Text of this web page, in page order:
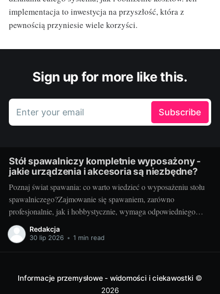
implementacja to inwestycja na przyszłość, która z
pewnością przyniesie wiele korzyści.
Sign up for more like this.
Enter your email Subscribe
Stół spawalniczy kompletnie wyposażony -
jakie urządzenia i akcesoria są niezbędne?
Poznaj świat spawania: co warto wiedzieć o wyposażeniu stołu
spawalniczego?Zajmowanie się spawaniem, zarówno
profesjonalnie, jak i hobbystycznie, wymaga odpowiedniego
wyposażenia stołu spawalniczego. Wybór odpowiednich
akcesoriów jest kluczowy dla wydajności i bezpieczeństwa
Przyjrzyjmy się niektórym elementom.
Redakcja
30 lip 2026 • 1 min read
Informacje przemysłowe - widomości i ciekawostki ©
2026